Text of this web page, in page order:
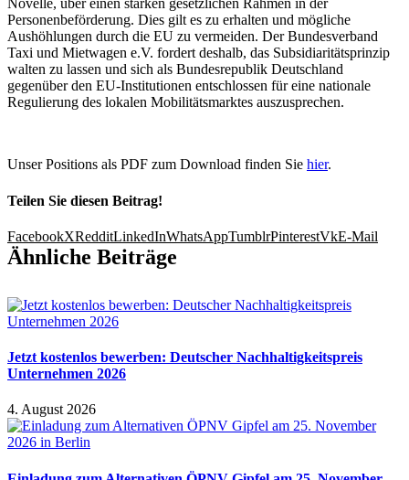
Novelle, über einen starken gesetzlichen Rahmen in der
Personenbeförderung. Dies gilt es zu erhalten und mögliche
Aushöhlungen durch die EU zu vermeiden. Der Bundesverband
Taxi und Mietwagen e.V. fordert deshalb, das Subsidiaritätsprinzip
walten zu lassen und sich als Bundesrepublik Deutschland
gegenüber den EU-Institutionen entschlossen für eine nationale
Regulierung des lokalen Mobilitätsmarktes auszusprechen.
Unser Positions als PDF zum Download finden Sie hier.
Teilen Sie diesen Beitrag!
FacebookXRedditLinkedInWhatsAppTumblrPinterestVkE-Mail
Ähnliche Beiträge
Jetzt kostenlos bewerben: Deutscher Nachhaltigkeitspreis
Unternehmen 2026
4. August 2026